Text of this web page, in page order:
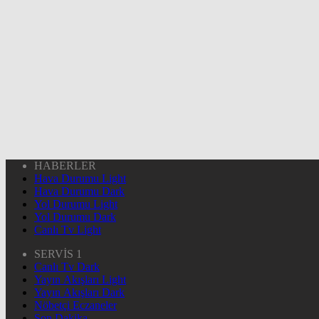
HABERLER
Hava Durumu Light
Hava Durumu Dark
Yol Durumu Light
Yol Durumu Dark
Canlı Tv Light
SERVİS 1
Canlı Tv Dark
Yayın Akışları Light
Yayın Akışları Dark
Nöbetçi Eczaneler